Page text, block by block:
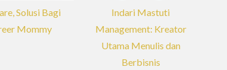
Solusi Bagi
Mommy
Indari Mastuti
Management: Kreator
Utama Menulis dan
Berbisnis